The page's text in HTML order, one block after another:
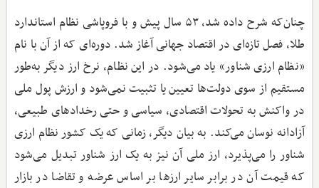
چنان‌که شرح داده شد، ۵۳ سال پیش و با فروپاشی نظام استاندارد
طلا، فصل تازه‌ای در اقتصاد جهانی آغاز شد. دوره‌ای که از آن با نام
«نظام ارزی شناور» یاد می‌شود. در این نظام، نرخ ارز دیگر به‌طور
مستقیم از سوی دولت‌ها تعیین یا تثبیت نمی‌شود و ارزش پول ملی
در واکنش به تحولات اقتصادی، سیاسی و حتی رخدادهای طبیعی،
آزادانه نوسان می‌کند. به بیان دیگر، زمانی که یک کشور نظام ارزی
شناور را می‌پذیرد، ارز ملی آن نیز به یک ارز شناور تبدیل می‌شود
که قیمت آن در برابر سایر ارزها بر اساس عرضه و تقاضا در بازار